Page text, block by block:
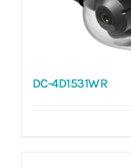
DC-4D1531WR